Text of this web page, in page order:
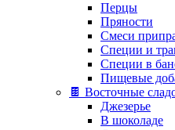
Перцы
Пряности
Смеси
Специи и
Специи в
Пищевые
🍫 Восточные
Джезерье
В шоколаде